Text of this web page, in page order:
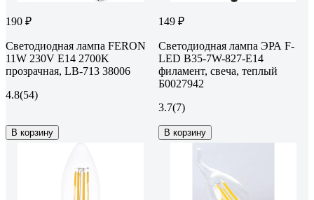
190 ₽
Светодиодная лампа FERON
11W 230V E14 2700K
прозрачная, LB-713 38006
4.8(54)
В корзину
149 ₽
Светодиодная лампа ЭРА F-
LED B35-7W-827-E14
филамент, свеча, теплый
Б0027942
3.7(7)
В корзину